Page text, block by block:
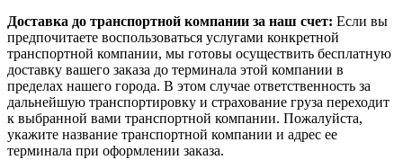
Доставка до транспортной компании за наш счет: Если вы
предпочитаете воспользоваться услугами конкретной
транспортной компании, мы готовы осуществить бесплатную
доставку вашего заказа до терминала этой компании в
пределах нашего города. В этом случае ответственность за
дальнейшую транспортировку и страхование груза переходит
к выбранной вами транспортной компании. Пожалуйста,
укажите название транспортной компании и адрес ее
терминала при оформлении заказа.